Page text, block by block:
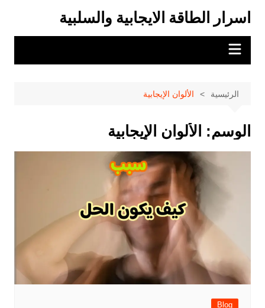
المحتوى
اسرار الطاقة الايجابية والسلبية
الرئيسية الألوان الإيجابية
الوسم: الألوان الإيجابية
Blog